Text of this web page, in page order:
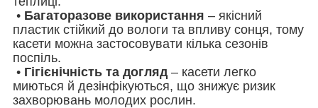
• Багаторазове використання – якісний
пластик стійкий до вологи та впливу сонця, тому
касети можна застосовувати кілька сезонів
поспіль.
• Гігієнічність та догляд – касети легко
миються й дезінфікуються, що знижує ризик
захворювань молодих рослин.